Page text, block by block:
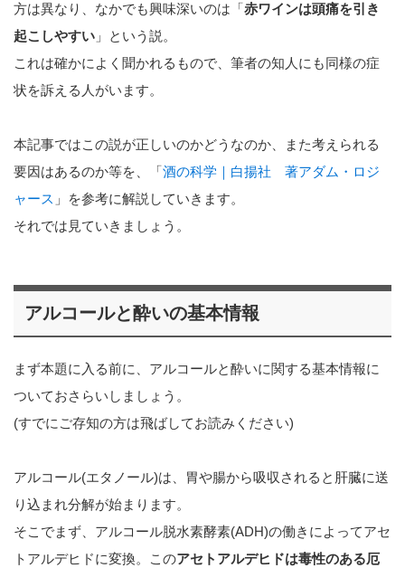
方は異なり、なかでも興味深いのは「赤ワインは頭痛を引き
起こしやすい 」という説。
これは確かによく聞かれるもので、筆者の知人にも同様の症
状を訴える人がいます。
本記事ではこの説が正しいのかどうなのか、また考えられる
要因はあるのか等を、「酒の科学｜白揚社 著アダム・ロジ
ャース 」を参考に解説していきます。
それでは見ていきましょう。
アルコールと酔いの基本情報
まず本題に入る前に、アルコールと酔いに関する基本情報に
ついておさらいしましょう。
(すでにご存知の方は飛ばしてお読みください)
アルコール(エタノール)は、胃や腸から吸収されると肝臓に送
り込まれ分解が始まります。
そこでまず、アルコール脱水素酵素(ADH)の働きによってアセ
トアルデヒドに変換。このアセトアルデヒドは毒性のある厄